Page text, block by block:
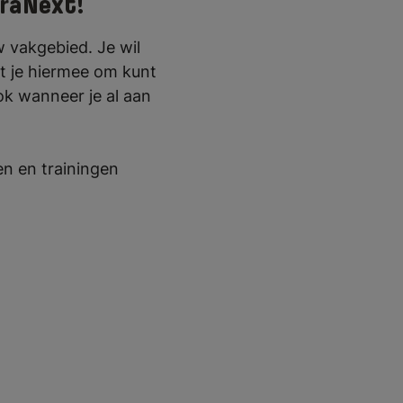
vakgebied. Je wil
je hiermee om kunt
wanneer je al aan
en trainingen